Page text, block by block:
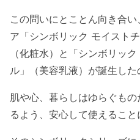
この問いにとことん向き合
ア「シンボリック モイスト
（化粧水）と「シンボリッ
ル」（美容乳液）が誕生し
肌や心、暮らしはゆらぐも
るよう、安心して使えること